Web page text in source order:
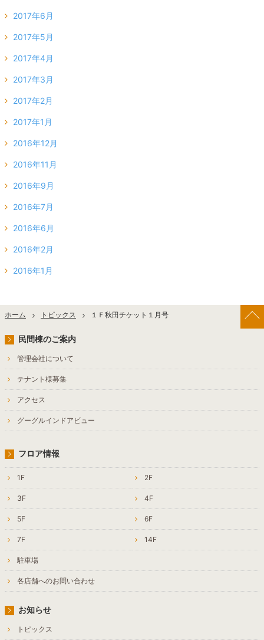
2017年6月
2017年5月
2017年4月
2017年3月
2017年2月
2017年1月
2016年12月
2016年11月
2016年9月
2016年7月
2016年6月
2016年2月
2016年1月
ホーム トピックス １Ｆ秋田チケット１月号
民間棟のご案内
管理会社について
テナント様募集
アクセス
グーグルインドアビュー
フロア情報
1F 2F
3F 4F
5F 6F
7F 14F
駐車場
各店舗へのお問い合わせ
お知らせ
トピックス